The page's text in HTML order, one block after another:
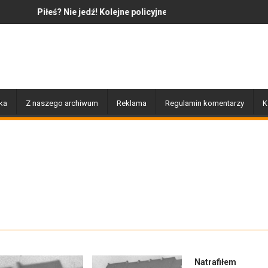
policyjne działania „Trzeźwość”Jazz to nie tylko muzyka – to także
Z naszego archiwum Reklama Regulamin komentarzy
Natrafiłem